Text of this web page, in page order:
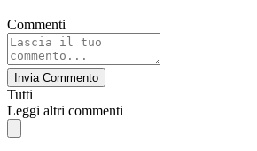
Commenti
Invia Commento
Tutti
Leggi altri commenti